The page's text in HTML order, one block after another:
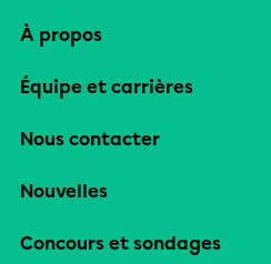
À propos
Équipe et carrières
Nous contacter
Nouvelles
Concours et sondages